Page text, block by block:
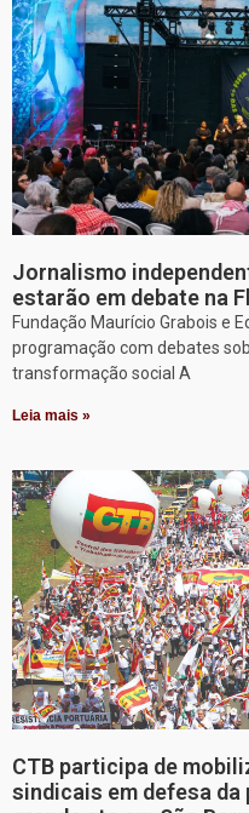
Jornalismo
estarão em debate na
Fundação Maurício Grabois e
programação com debates
transformação social A
Leia mais »
CTB participa de
sindicais em defesa